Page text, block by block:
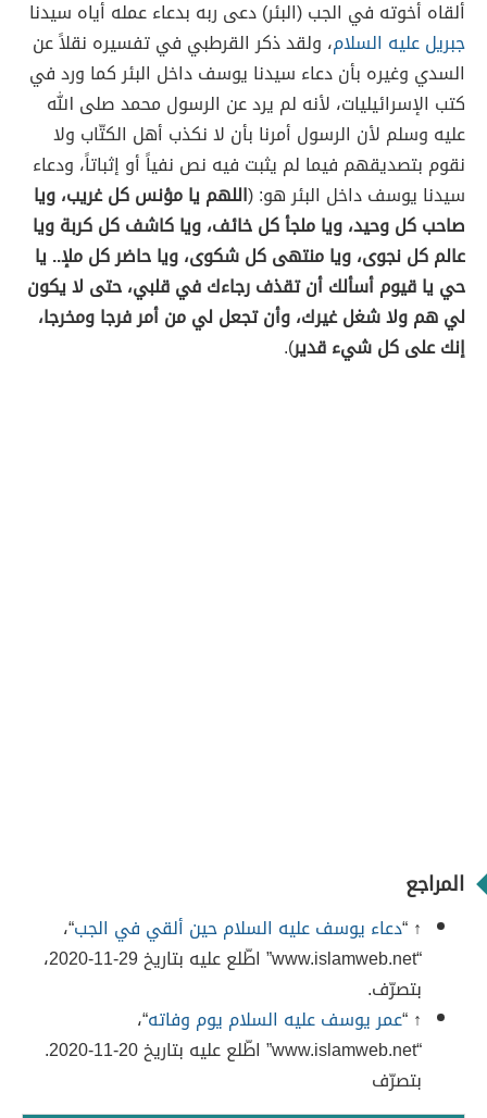
ألقاه أخوته في الجب (البئر) دعى ربه بدعاء عمله أياه سيدنا
جبريل عليه السلام، ولقد ذكر القرطبي في تفسيره نقلاً عن
السدي وغيره بأن دعاء سيدنا يوسف داخل البئر كما ورد في
كتب الإسرائيليات، لأنه لم يرد عن الرسول محمد صلى الله
عليه وسلم لأن الرسول أمرنا بأن لا نكذب أهل الكتّاب ولا
نقوم بتصديقهم فيما لم يثبت فيه نص نفياً أو إثباتاً، ودعاء
سيدنا يوسف داخل البئر هو: (اللهم يا مؤنس كل غريب، ويا
صاحب كل وحيد، ويا ملجأ كل خائف، ويا كاشف كل كربة ويا
عالم كل نجوى، ويا منتهى كل شكوى، ويا حاضر كل ملإ.. يا
حي يا قيوم أسألك أن تقذف رجاءك في قلبي، حتى لا يكون
لي هم ولا شغل غيرك، وأن تجعل لي من أمر فرجا ومخرجا،
إنك على كل شيء قدير).
المراجع
↑ “دعاء يوسف عليه السلام حين ألقي في الجب“،
“www.islamweb.net” اطّلع عليه بتاريخ 29-11-2020،
بتصرّف.
↑ “عمر يوسف عليه السلام يوم وفاته“،
“www.islamweb.net” اطّلع عليه بتاريخ 20-11-2020.
بتصرّف